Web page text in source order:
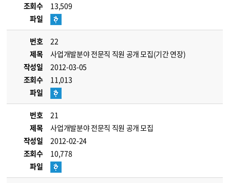
조회수
13,509
파일
번호
22
제목
사업개발분야 전문직 직원 공개 모집(기간 연장)
작성일
2012-03-05
조회수
11,013
파일
번호
21
제목
사업개발분야 전문직 직원 공개 모집
작성일
2012-02-24
조회수
10,778
파일